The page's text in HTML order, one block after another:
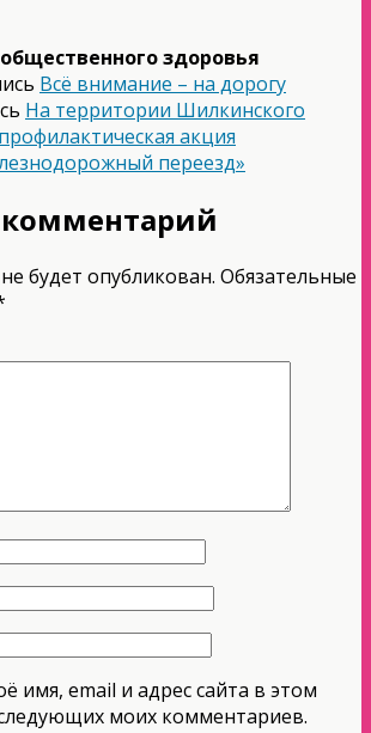
здоровья
Всё внимание – на дорогу
На территории Шилкинского
акция
переезд»
будет опубликован. Обязательные
имя, email и адрес сайта в этом
моих комментариев.